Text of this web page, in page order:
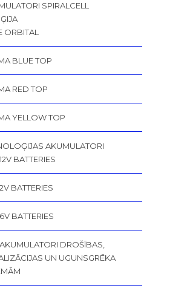
SPIRALCELL
ORBITAL
BLUE TOP
RED TOP
YELLOW TOP
AKUMULATORI
BATTERIES
BATTERIES
BATTERIES
DROŠĪBAS,
UN UGUNSGRĒKA